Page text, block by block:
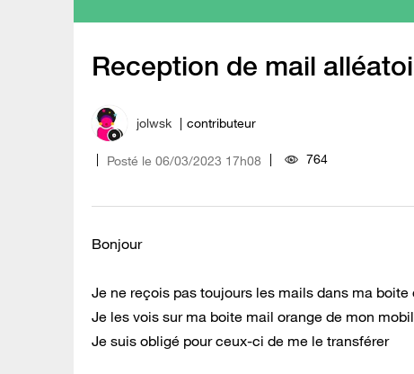
Reception de mail
jolwsk contributeur
Posté le ‎06/03/2023 17h08 764
Bonjour
Je ne reçois pas toujours les mails dans ma boite
Je les vois sur ma boite mail orange de mon
Je suis obligé pour ceux-ci de me le transférer